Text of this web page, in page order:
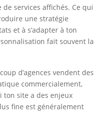
services affichés. Ce qui
une stratégie
et à s’adapter à ton
fait souvent la
d’agences vendent des
commercialement,
ton site a des enjeux
fine est généralement